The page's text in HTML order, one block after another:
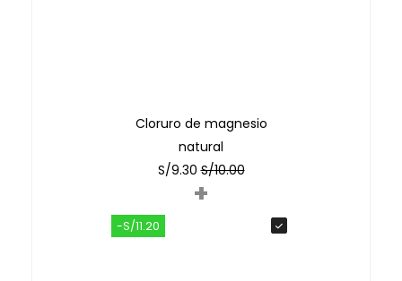
Cloruro de magnesio
natural
S/9.30 S/10.00
+
-S/11.20